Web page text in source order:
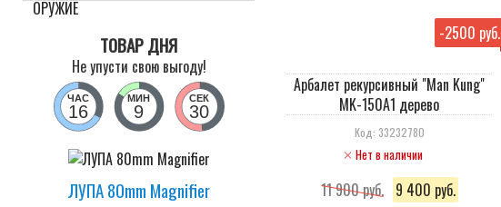
ТОВАР ДНЯ
Не упусти свою выгоду!
ЧАС
16
МИН
9
СЕК
30
ЛУПА 80mm Magnifier
-2500 руб.
Арбалет рекурсивный "Man Kung"
MK-150A1 дерево
Код: 33232780
Нет в наличии
11 900 руб. 9 400 руб.